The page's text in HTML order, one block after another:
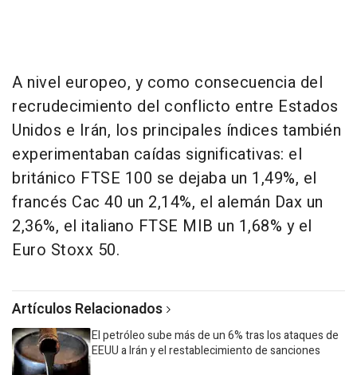
A nivel europeo, y como consecuencia del
recrudecimiento del conflicto entre Estados
Unidos e Irán, los principales índices también
experimentaban caídas significativas: el
británico FTSE 100 se dejaba un 1,49%, el
francés Cac 40 un 2,14%, el alemán Dax un
2,36%, el italiano FTSE MIB un 1,68% y el
Euro Stoxx 50.
Artículos Relacionados
El petróleo sube más de un 6% tras los ataques de
EEUU a Irán y el restablecimiento de sanciones